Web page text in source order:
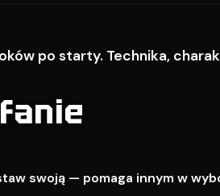
po starty. Technika,
swoją — pomaga innym w